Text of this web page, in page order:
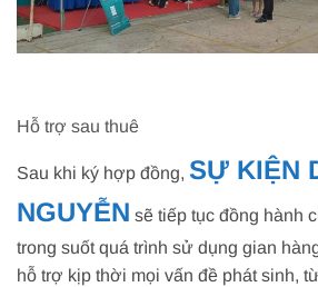
Hỗ trợ sau thuê
Sau khi ký hợp đồng, SỰ KIỆN
NGUYỄN sẽ tiếp tục đồng hành
trong suốt quá trình sử dụng gian
hỗ trợ kịp thời mọi vấn đề phát sinh,